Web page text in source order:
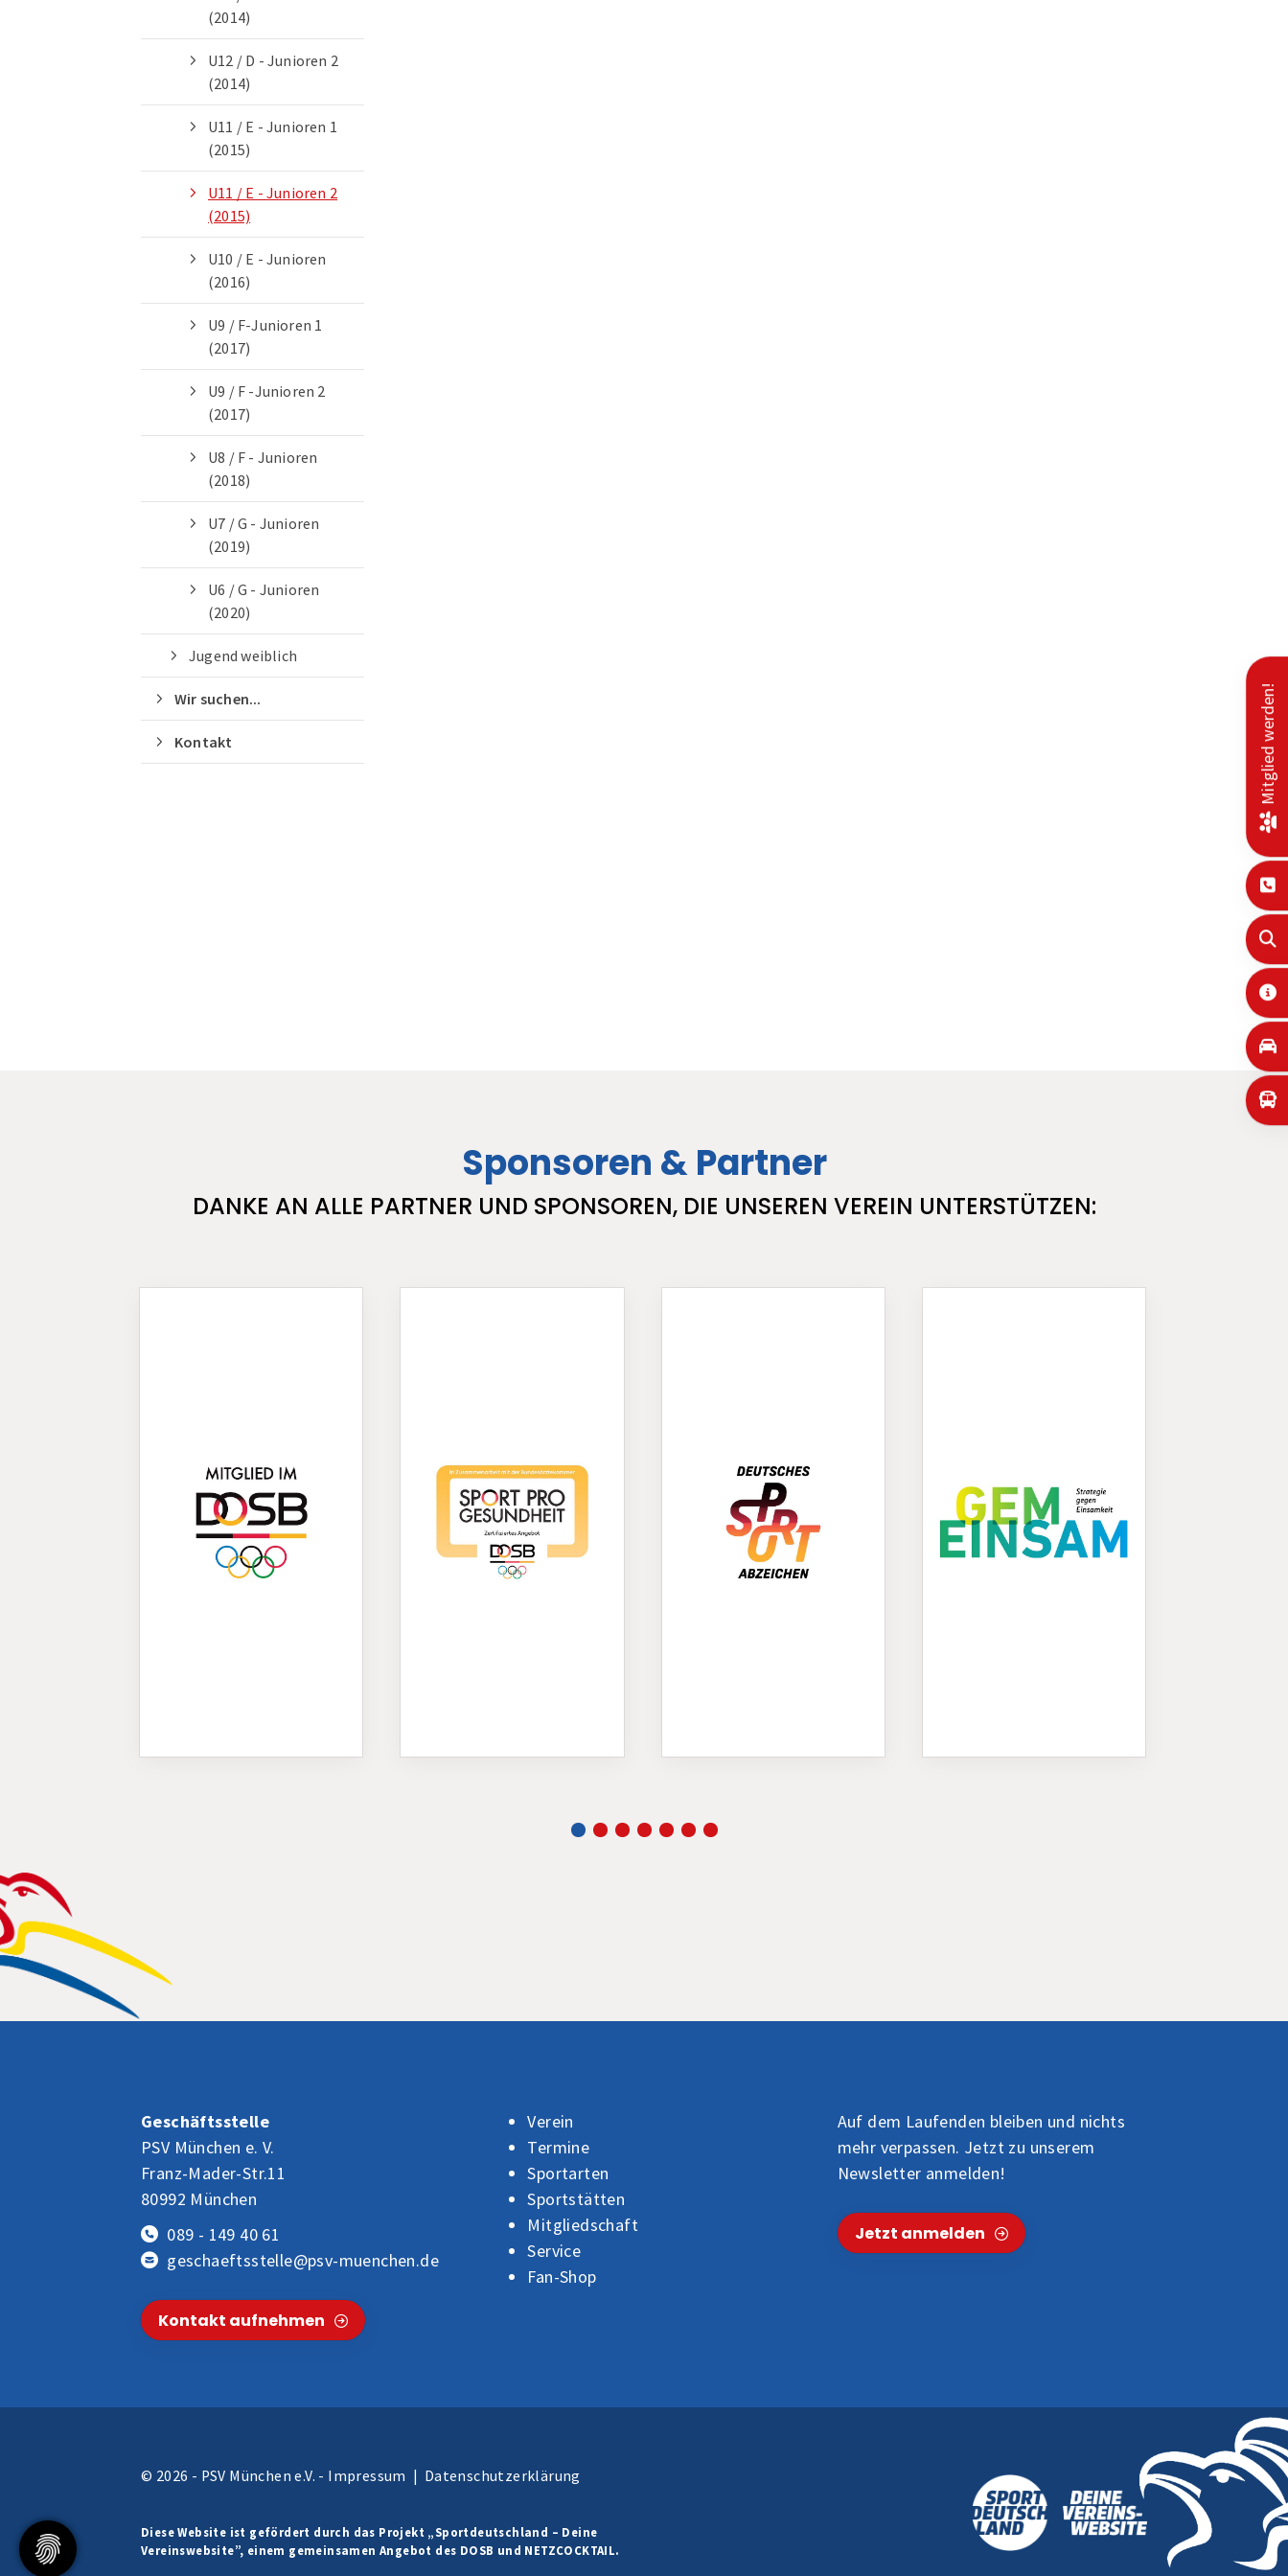
(2014)
U12 / D - Junioren 2
(2014)
U11 / E - Junioren 1
(2015)
U11 / E - Junioren 2
(2015)
U10 / E - Junioren
(2016)
U9 / F-Junioren 1
(2017)
U9 / F -Junioren 2
(2017)
U8 / F - Junioren
(2018)
U7 / G - Junioren
(2019)
U6 / G - Junioren
(2020)
Jugend weiblich
Wir suchen...
Kontakt
Sponsoren & Partner
DANKE AN ALLE PARTNER UND SPONSOREN, DIE UNSEREN VEREIN UNTERSTÜTZEN:
Geschäftsstelle
PSV München e. V.
Franz-Mader-Str.11
80992 München
089 - 149 40 61
geschaeftsstelle@psv-muenchen.de
Kontakt aufnehmen
Verein
Termine
Sportarten
Sportstätten
Mitgliedschaft
Service
Fan-Shop
Auf dem Laufenden bleiben und nichts
mehr verpassen. Jetzt zu unserem
Newsletter anmelden!
Jetzt anmelden
© 2026 - PSV München e.V. - Impressum Datenschutzerklärung
Diese Website ist gefördert durch das Projekt „Sportdeutschland – Deine
Vereinswebsite”, einem gemeinsamen Angebot des DOSB und NETZCOCKTAIL.
Mitglied werden!
089 - 149 40 61
geschaeftsstelle@psv-muenchen.de
Kontakt aufnehmen